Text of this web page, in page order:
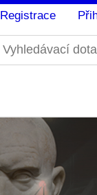
Registrace